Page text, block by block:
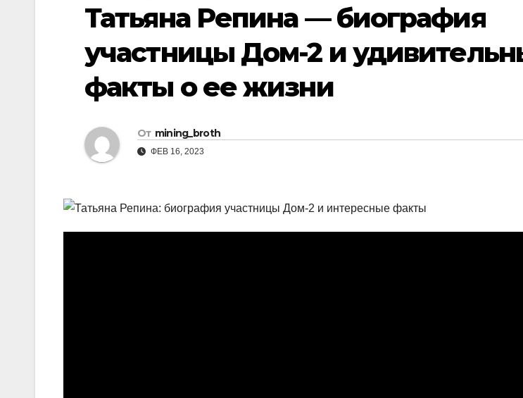
Татьяна Репина — биография
участницы Дом-2 и
факты о ее жизни
От mining_broth
ФЕВ 16, 2023